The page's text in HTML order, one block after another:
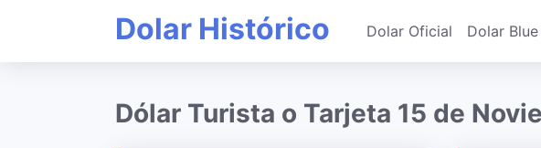
Dolar Histórico Dolar Oficial Dolar Blue
Dólar Turista o Tarjeta 15 de